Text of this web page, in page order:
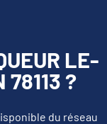
LE-
78113 ?
du réseau